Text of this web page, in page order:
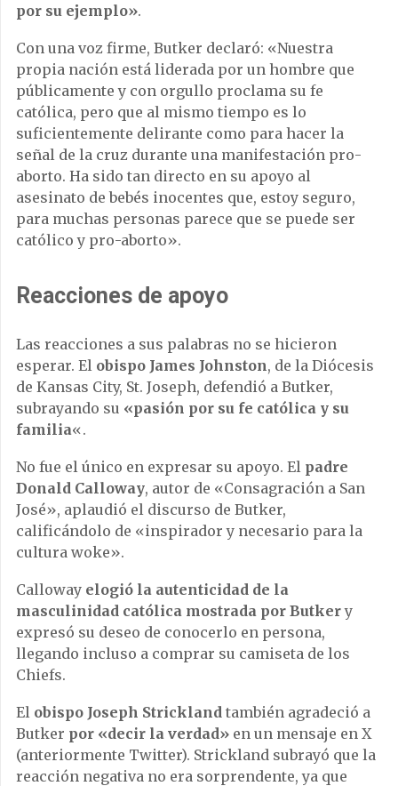
por su ejemplo».
Con una voz firme, Butker declaró: «Nuestra
propia nación está liderada por un hombre que
públicamente y con orgullo proclama su fe
católica, pero que al mismo tiempo es lo
suficientemente delirante como para hacer la
señal de la cruz durante una manifestación pro-
aborto. Ha sido tan directo en su apoyo al
asesinato de bebés inocentes que, estoy seguro,
para muchas personas parece que se puede ser
católico y pro-aborto».
Reacciones de apoyo
Las reacciones a sus palabras no se hicieron
esperar. El obispo James Johnston, de la Diócesis
de Kansas City, St. Joseph, defendió a Butker,
subrayando su «pasión por su fe católica y su
familia«.
No fue el único en expresar su apoyo. El padre
Donald Calloway, autor de «Consagración a San
José», aplaudió el discurso de Butker,
calificándolo de «inspirador y necesario para la
cultura woke».
Calloway elogió la autenticidad de la
masculinidad católica mostrada por Butkery
expresó su deseo de conocerlo en persona,
llegando incluso a comprar su camiseta de los
Chiefs.
El obispo Joseph Strickland también agradeció a
Butker por «decir la verdad» en un mensaje en X
(anteriormente Twitter). Strickland subrayó que la
reacción negativa no era sorprendente, ya que